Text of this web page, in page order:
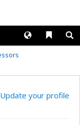
Liens
Langues
Update your profile